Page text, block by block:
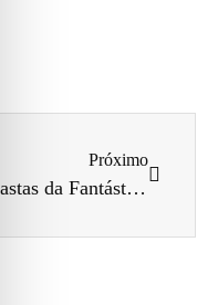
Próximo
Ginastas da Fantástica Associação brilham no Campeonato Paranaense de Ginástica Rítmica em Toledo